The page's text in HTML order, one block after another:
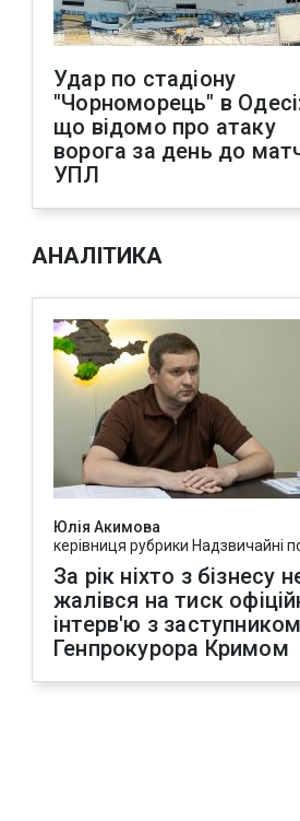
Удар по стадіону
"Чорноморець" в
що відомо про атаку
ворога за день до
УПЛ
АНАЛІТИКА
Юлія Акимова
керівниця рубрики Надзвичайні
За рік ніхто з бізнесу
жалівся на тиск
інтерв'ю з заступником
Генпрокурора Кримом